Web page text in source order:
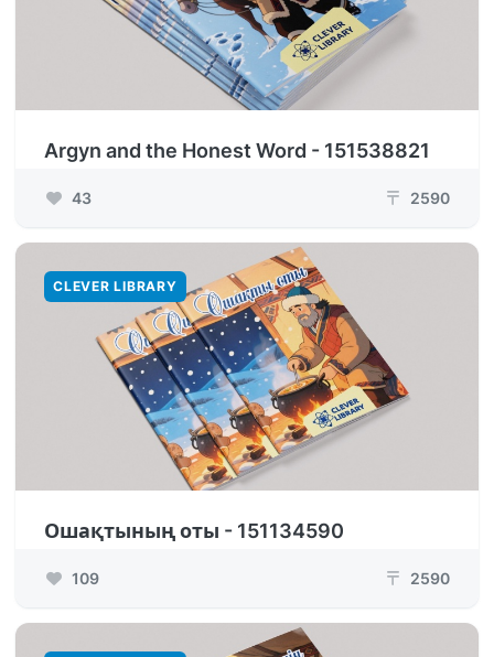
Argyn and the Honest Word - 151538821
43 ₸ 2590
CLEVER LIBRARY
Ошақтының оты - 151134590
109 ₸ 2590